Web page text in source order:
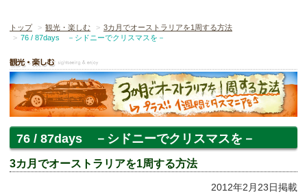
トップ 観光・楽しむ
3カ月でオーストラリアを1周する方法
76 / 87days －シドニーでクリスマスを－
76 / 87days －シドニーでクリスマスを－
3カ月でオーストラリアを1周する方法
2012年2月23日掲載